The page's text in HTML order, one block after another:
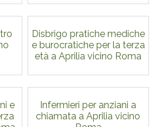
Disbrigo pratiche mediche
e burocratiche per la terza
età a Aprilia vicino Roma
e
Infermieri per anziani a
chiamata a Aprilia vicino